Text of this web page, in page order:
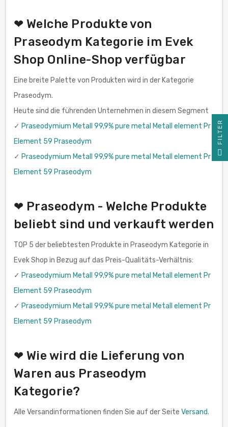
❤ Welche Produkte von
Praseodym Kategorie im Evek
Shop Online-Shop verfügbar
Eine breite Palette von Produkten wird in der Kategorie
Praseodym.
Heute sind die führenden Unternehmen in diesem Segment
✓ Praseodymium Metall 99,9% pure metal Metall element Pr
Element 59 Praseodym
✓ Praseodymium Metall 99,9% pure metal Metall element Pr
Element 59 Praseodym
❤ Praseodym - Welche Produkte
beliebt sind und verkauft werden
TOP 5 der beliebtesten Produkte in Praseodym Kategorie in
Evek Shop in Bezug auf das Preis-Qualitäts-Verhältnis:
✓ Praseodymium Metall 99,9% pure metal Metall element Pr
Element 59 Praseodym
✓ Praseodymium Metall 99,9% pure metal Metall element Pr
Element 59 Praseodym
❤ Wie wird die Lieferung von
Waren aus Praseodym
Kategorie?
Alle Versandinformationen finden Sie auf der Seite Versand.
R